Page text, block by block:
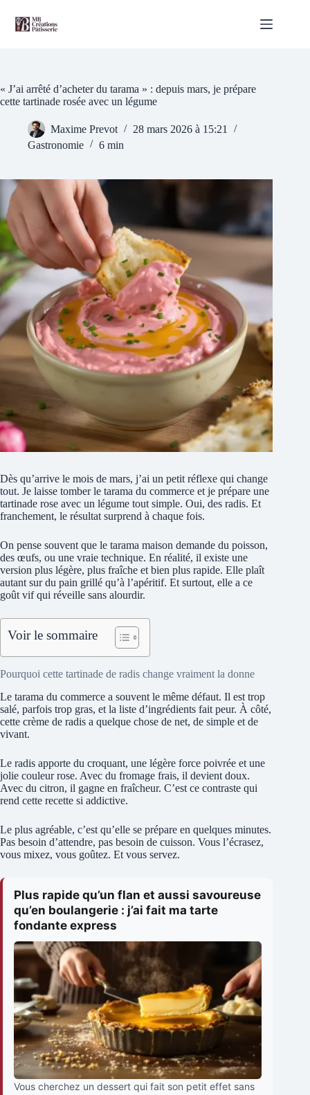
contenu
« J’ai arrêté d’acheter du tarama » : depuis mars, je prépare
cette tartinade rosée avec un légume
Maxime Prevot
28 mars 2026 à 15:21
Gastronomie
6 min
Dès qu’arrive le mois de mars, j’ai un petit réflexe qui change
tout. Je laisse tomber le tarama du commerce et je prépare une
tartinade rose avec un légume tout simple. Oui, des radis. Et
franchement, le résultat surprend à chaque fois.
On pense souvent que le tarama maison demande du poisson,
des œufs, ou une vraie technique. En réalité, il existe une
version plus légère, plus fraîche et bien plus rapide. Elle plaît
autant sur du pain grillé qu’à l’apéritif. Et surtout, elle a ce
goût vif qui réveille sans alourdir.
Voir le sommaire
Pourquoi cette tartinade de radis change vraiment la donne
Le tarama du commerce a souvent le même défaut. Il est trop
salé, parfois trop gras, et la liste d’ingrédients fait peur. À côté,
cette crème de radis a quelque chose de net, de simple et de
vivant.
Le radis apporte du croquant, une légère force poivrée et une
jolie couleur rose. Avec du fromage frais, il devient doux.
Avec du citron, il gagne en fraîcheur. C’est ce contraste qui
rend cette recette si addictive.
Le plus agréable, c’est qu’elle se prépare en quelques minutes.
Pas besoin d’attendre, pas besoin de cuisson. Vous l’écrasez,
vous mixez, vous goûtez. Et vous servez.
Plus rapide qu’un flan et aussi savoureuse
qu’en boulangerie : j’ai fait ma tarte
fondante express
Vous cherchez un dessert qui fait son petit effet sans